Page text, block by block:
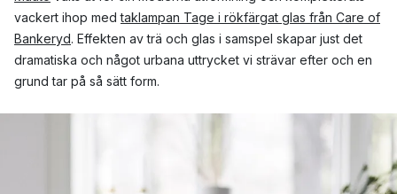
vackert ihop medtaklampan Tage i rökfärgat glas från Care of
Bankeryd. Effekten av trä och glas i samspel skapar just det
dramatiska och något urbana uttrycket vi strävar efter och en
grund tar på så sätt form.